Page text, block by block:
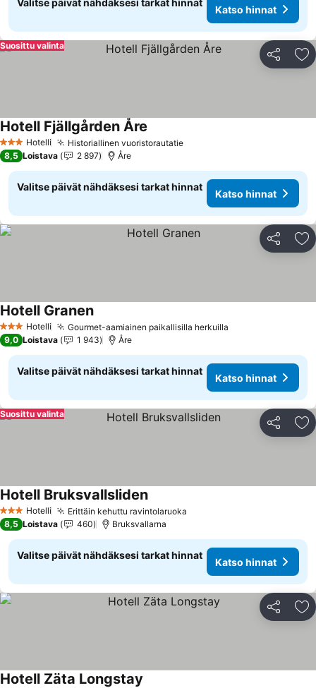
Valitse päivät nähdäksesi tarkat hinnat
Katso hinnat
Jaa
Suosittu valinta
3 Tähtiluokitus
Hotelli Historiallinen vuoristorautatieKatso hinnat
Hotell Fjällgården Åre
8,5 Loistava 2 897 Åre
Valitse päivät nähdäksesi tarkat hinnat
Katso hinnat
Jaa
3 Tähtiluokitus
Hotelli Gourmet-aamiainen paikallisilla herkuilla
Hotell GranenKatso hinnat
9,0 Loistava 1 943 Åre
Valitse päivät nähdäksesi tarkat hinnat
Katso hinnat
Jaa
Suosittu valinta
3 Tähtiluokitus
Hotelli Erittäin kehuttu ravintolaruoka
Hotell BruksvallslidenKatso hinnat
8,5 Loistava 460 Bruksvallarna
Valitse päivät nähdäksesi tarkat hinnat
Katso hinnat
Jaa
Hotell Zäta Longstay